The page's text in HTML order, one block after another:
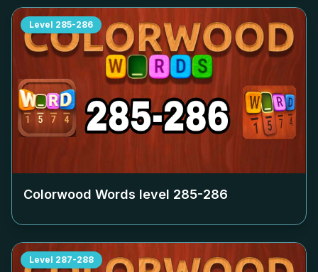
Level 285-286
Colorwood Words level 285-286
Level 287-288